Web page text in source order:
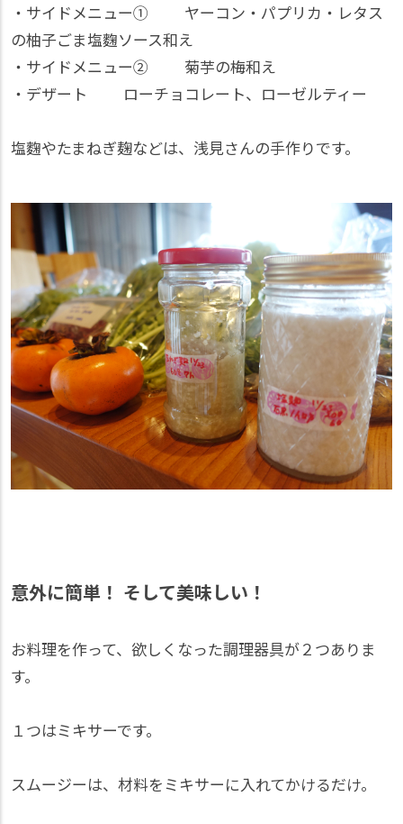
・サイドメニュー① ヤーコン・パプリカ・レタス
の柚子ごま塩麴ソース和え
・サイドメニュー② 菊芋の梅和え
・デザート ローチョコレート、ローゼルティー
塩麴やたまねぎ麹などは、浅見さんの手作りです。
意外に簡単！ そして美味しい！
お料理を作って、欲しくなった調理器具が２つありま
す。
１つはミキサーです。
スムージーは、材料をミキサーに入れてかけるだけ。